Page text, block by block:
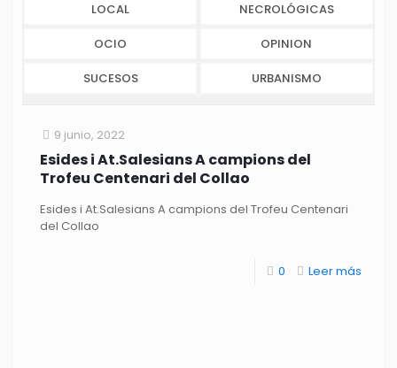
LOCAL NECROLÓGICAS
OCIO OPINION
SUCESOS URBANISMO
9 junio, 2022
Esides i At.Salesians A campions del
Trofeu Centenari del Collao
Esides i At.Salesians A campions del Trofeu Centenari
del Collao
0 Leer más